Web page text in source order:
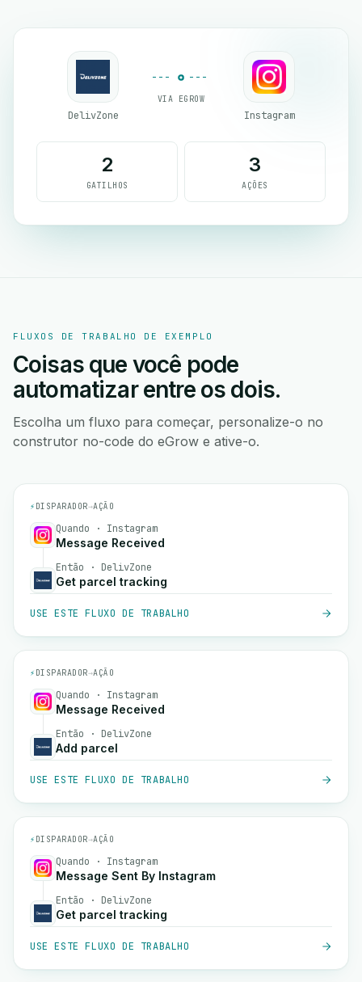
DelivZone
VIA EGROW
Instagram
2
GATILHOS
3
AÇÕES
FLUXOS DE TRABALHO DE EXEMPLO
Coisas que você pode
automatizar entre os dois.
Escolha um fluxo para começar, personalize-o no
construtor no-code do eGrow e ative-o.
⚡ DISPARADOR→AÇÃO
Quando · Instagram
Message Received
Então · DelivZone
Get parcel tracking
USE ESTE FLUXO DE TRABALHO
⚡ DISPARADOR→AÇÃO
Quando · Instagram
Message Received
Então · DelivZone
Add parcel
USE ESTE FLUXO DE TRABALHO
⚡ DISPARADOR→AÇÃO
Quando · Instagram
Message Sent By Instagram
Então · DelivZone
Get parcel tracking
USE ESTE FLUXO DE TRABALHO